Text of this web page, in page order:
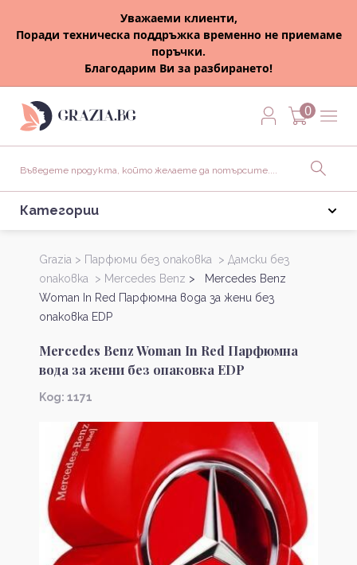
Уважаеми клиенти,
Поради техническа поддръжка временно не приемаме
поръчки.
Благодарим Ви за разбирането!
0
Категории
Grazia > Парфюми без опаковка > Дамски без
опаковка > Mercedes Benz > Mercedes Benz
Woman In Red Парфюмна вода за жени без
опаковка EDP
Mercedes Benz Woman In Red Парфюмна
вода за жени без опаковка EDP
Kод: 1171